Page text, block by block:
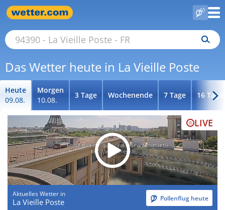
Das Wetter heute in La Vieille Poste
Heute
09.08.
Morgen
10.08.
3 Tage Wochenende 7 Tage 16 Tage
LIVE
Aktuelles Wetter in
La Vieille Poste Pollenflug heute